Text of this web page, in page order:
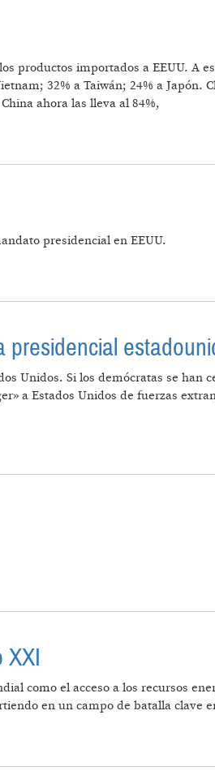
productos importados a EEUU. A
32% a Taiwán; 24% a Japón.
ahora las lleva al 84%,
presidencial en EEUU.
Unidos. Si los demócratas se
a Estados Unidos de fuerzas
XXI
como el acceso a los recursos
en un campo de batalla clave